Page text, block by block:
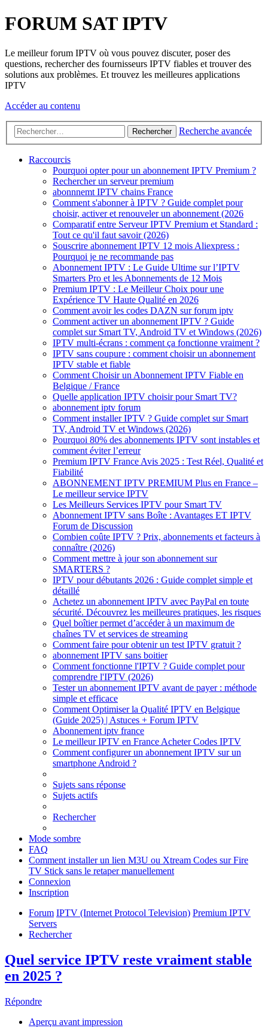
FORUM SAT IPTV
Le meilleur forum IPTV où vous pouvez discuter, poser des
questions, rechercher des fournisseurs IPTV fiables et trouver des
solutions aux problèmes. Et trouvez les meilleures applications
IPTV
Accéder au contenu
Rechercher Recherche avancée
Raccourcis
Pourquoi opter pour un abonnement IPTV Premium ?
Rechercher un serveur premium
abonnnemt IPTV chains France
Comment s'abonner à IPTV ? Guide complet pour
choisir, activer et renouveler un abonnement (2026
Comparatif entre Serveur IPTV Premium et Standard :
Tout ce qu'il faut savoir (2026)
Souscrire abonnement IPTV 12 mois Aliexpress :
Pourquoi je ne recommande pas
Abonnement IPTV : Le Guide Ultime sur l’IPTV
Smarters Pro et les Abonnements de 12 Mois
Premium IPTV : Le Meilleur Choix pour une
Expérience TV Haute Qualité en 2026
Comment avoir les codes DAZN sur forum iptv
Comment activer un abonnement IPTV ? Guide
complet sur Smart TV, Android TV et Windows (2026)
IPTV multi-écrans : comment ça fonctionne vraiment ?
IPTV sans coupure : comment choisir un abonnement
IPTV stable et fiable
Comment Choisir un Abonnement IPTV Fiable en
Belgique / France
Quelle application IPTV choisir pour Smart TV?
abonnement iptv forum
Comment installer IPTV ? Guide complet sur Smart
TV, Android TV et Windows (2026)
Pourquoi 80% des abonnements IPTV sont instables et
comment éviter l’erreur
Premium IPTV France Avis 2025 : Test Réel, Qualité et
Fiabilité
ABONNEMENT IPTV PREMIUM Plus en France –
Le meilleur service IPTV
Les Meilleurs Services IPTV pour Smart TV
Abonnement IPTV sans Boîte : Avantages ET IPTV
Forum de Discussion
Combien coûte IPTV ? Prix, abonnements et facteurs à
connaître (2026)
Comment mettre à jour son abonnement sur
SMARTERS ?
IPTV pour débutants 2026 : Guide complet simple et
détaillé
Achetez un abonnement IPTV avec PayPal en toute
sécurité. Découvrez les meilleures pratiques, les risques
Quel boîtier permet d’accéder à un maximum de
chaînes TV et services de streaming
Comment faire pour obtenir un test IPTV gratuit ?
abonnement IPTV sans boitier
Comment fonctionne l'IPTV ? Guide complet pour
comprendre l'IPTV (2026)
Tester un abonnement IPTV avant de payer : méthode
simple et efficace
Comment Optimiser la Qualité IPTV en Belgique
(Guide 2025) | Astuces + Forum IPTV
Abonnement iptv france
Le meilleur IPTV en France Acheter Codes IPTV
Comment configurer un abonnement IPTV sur un
smartphone Android ?
Sujets sans réponse
Sujets actifs
Rechercher
Mode sombre
FAQ
Comment installer un lien M3U ou Xtream Codes sur Fire
TV Stick sans le retaper manuellement
Connexion
Inscription
Forum IPTV (Internet Protocol Television) Premium IPTV
Servers
Rechercher
Quel service IPTV reste vraiment stable
en 2025 ?
Répondre
Aperçu avant impression